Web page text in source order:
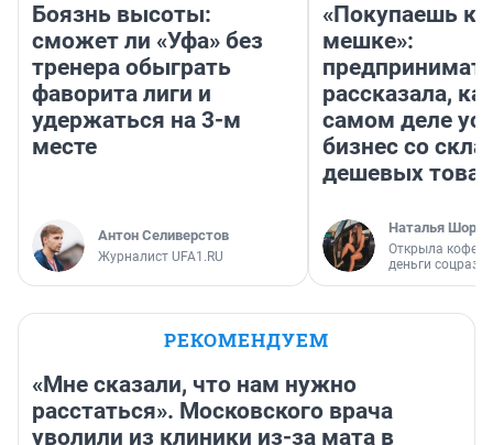
Боязнь высоты:
сможет ли «Уфа» без
тренера обыграть
фаворита лиги и
удержаться на 3-м
месте
Антон Селиверстов
Журналист UFA1.RU
«Покупаешь
мешке»:
рассказала,
самом деле
бизнес со
дешевых
Наталья
Открыла
деньги
РЕКОМЕНДУЕМ
«Мне сказали, что нам нужно
расстаться». Московского врача
уволили из клиники из-за мата в